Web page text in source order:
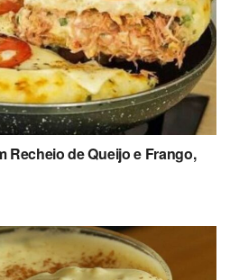
Recheio de Queijo e Frango,